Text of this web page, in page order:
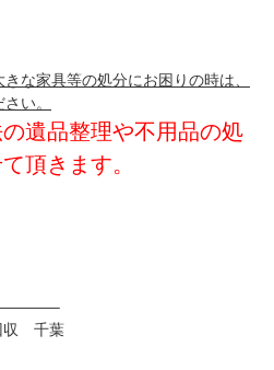
な家具等の処分にお困りの時は、
い。
遺品整理や不用品の処
頂きます。
収 千葉